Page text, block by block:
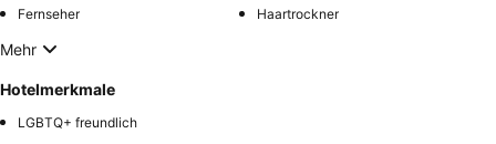
Fernseher
Haartrockner
Mehr
Hotelmerkmale
LGBTQ+ freundlich